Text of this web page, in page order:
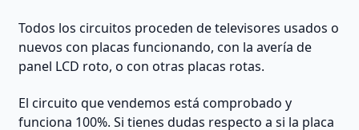
Todos los circuitos proceden de televisores usados o
nuevos con placas funcionando, con la avería de
panel LCD roto, o con otras placas rotas.
El circuito que vendemos está comprobado y
funciona 100%. Si tienes dudas respecto a si la placa